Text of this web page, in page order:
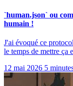
`human.json` ou
humain !
J'ai évoqué ce
le temps de mettre ça
12 mai 2026 5